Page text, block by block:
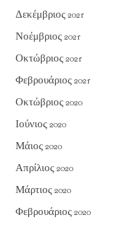
Δεκέμβριος 2021
Νοέμβριος 2021
Οκτώβριος 2021
Φεβρουάριος 2021
Οκτώβριος 2020
Ιούνιος 2020
Μάιος 2020
Απρίλιος 2020
Μάρτιος 2020
Φεβρουάριος 2020